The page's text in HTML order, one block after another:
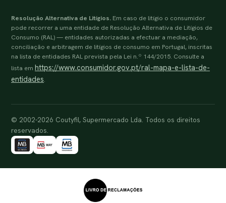
Resolução Alternativa de Litígios. Em caso de litígio o consumidor
pode recorrer a uma entidade de Resolução Alternativa de Litígios de
Consumo (RAL) — entidades autorizadas a efectuar a mediação,
conciliação e arbitragem de litígios de consumo em Portugal, inscritas
na lista de entidades RAL prevista pela Lei n.º 144/2015. Consulte a
lista em https://www.consumidor.gov.pt/ral-mapa-e-lista-de-
entidades.
© 2002-2026 Coutyfil, Supermercado Lda. Todos os direitos
reservados.